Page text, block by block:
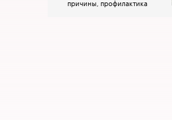
причины, профилактика